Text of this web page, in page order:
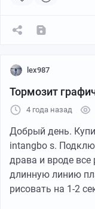
Кстати, дыру в
перемотанные
чтобы избежать
внутрь воздух.
опасное.
4. Важность
желудка
Хуже всего на
смерти) даже не
lex987
Тормозит
4 года назад
Добрый день.
intangbo s.
драва и вроде все
длинную линию
рисовать на 1-2